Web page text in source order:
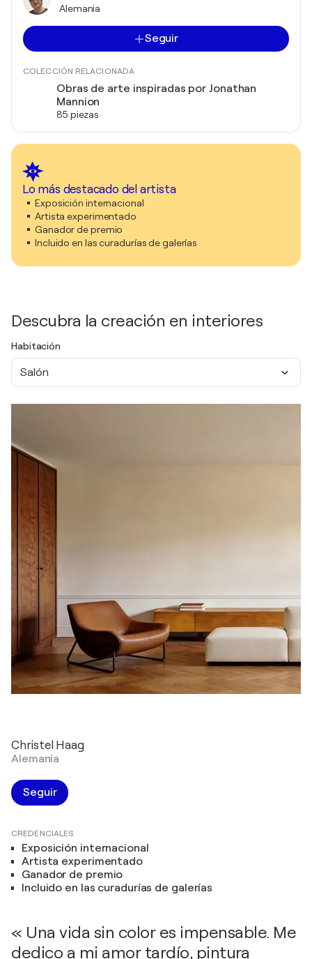
Alemania
Seguir
COLECCIÓN RELACIONADA
Obras de arte inspiradas por Jonathan
Mannion
85 piezas
Lo más destacado del artista
Exposición internacional
Artista experimentado
Ganador de premio
Incluido en las curadurías de galerías
Descubra la creación en interiores
Habitación
Salón
Christel Haag
Alemania
Seguir
CREDENCIALES
Exposición internacional
Artista experimentado
Ganador de premio
Incluido en las curadurías de galerías
« Una vida sin color es impensable. Me
dedico a mi amor tardío, pintura